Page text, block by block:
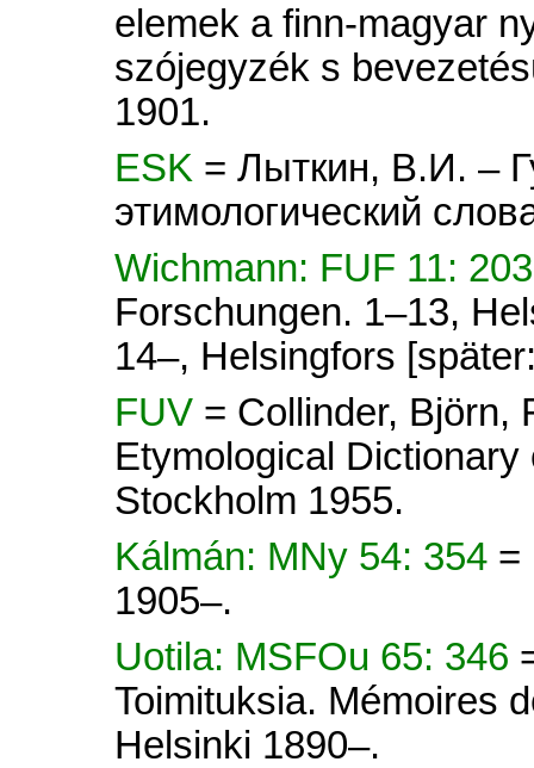
elemek a finn-magyar
szójegyzék s
1901.
ESK = Лыткин, В.И. –
этимологический
Wichmann: FUF 11:
Forschungen. 1–13,
14–, Helsingfors
FUV = Collinder, Björn,
Etymological
Stockholm 1955.
Kálmán: MNy 54: 354 =
1905–.
Uotila: MSFOu 65: 346
Toimituksia. Mémoires
Helsinki 1890–.